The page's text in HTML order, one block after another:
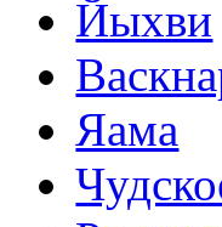
Йыхви
Яама